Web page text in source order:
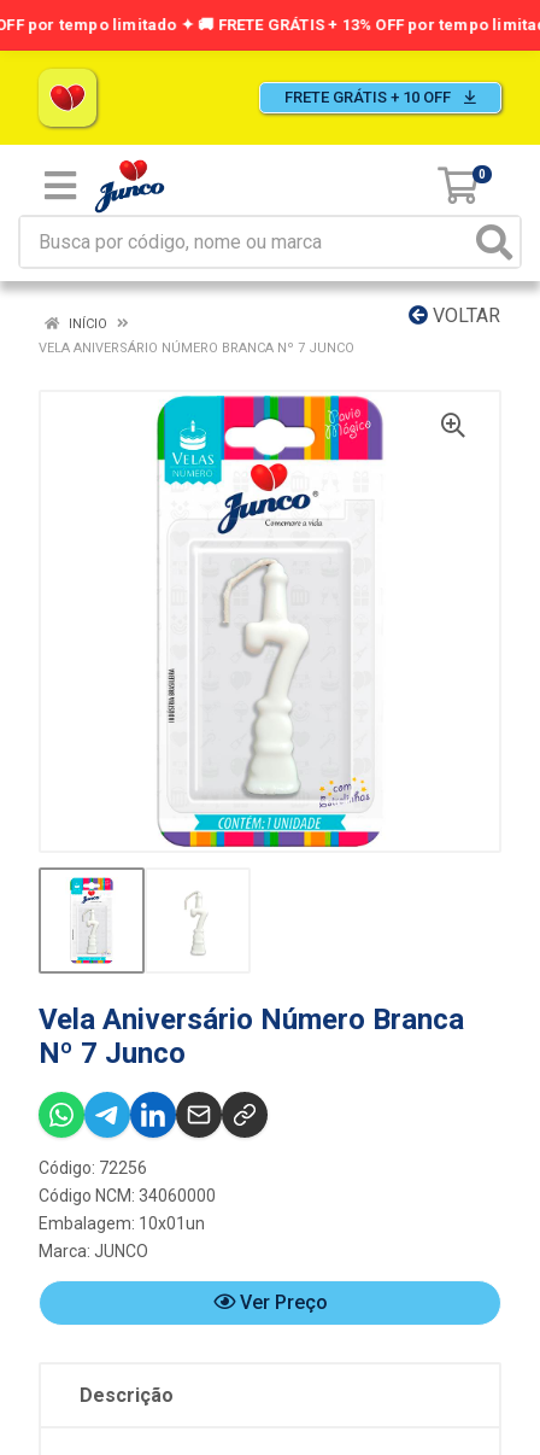
FRETE GRÁTIS + 10 OFF
0
VOLTAR
INÍCIO
VELA ANIVERSÁRIO NÚMERO BRANCA Nº 7 JUNCO
Vela Aniversário Número Branca
Nº 7 Junco
Código: 72256
Código NCM: 34060000
Embalagem: 10x01un
Marca: JUNCO
Ver Preço
Descrição